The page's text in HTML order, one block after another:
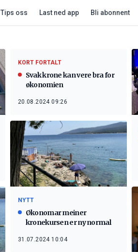
Tips oss Last ned app Bli abonnent
KORT FORTALT
Svak krone kan vere bra for
økonomien
20.08.2024 09:26
NYTT
Økonomar meiner
kronekursen er ny normal
31.07.2024 10:04